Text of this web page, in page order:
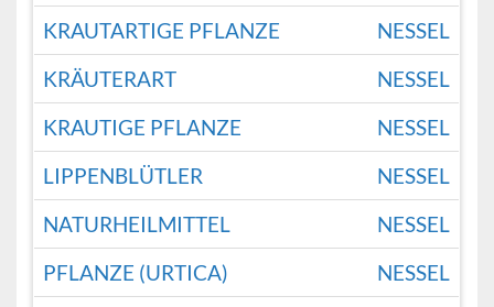
KRAUTARTIGE PFLANZE
NESSEL
KRÄUTERART
NESSEL
KRAUTIGE PFLANZE
NESSEL
LIPPENBLÜTLER
NESSEL
NATURHEILMITTEL
NESSEL
PFLANZE (URTICA)
NESSEL